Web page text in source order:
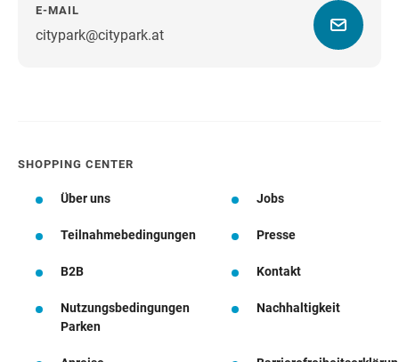
E-MAIL
citypark@citypark.atWegbeschreibung
SHOPPING CENTER
Über uns Jobs
Teilnahmebedingungen Presse
B2B Kontakt
Nutzungsbedingungen
Parken
Nachhaltigkeit